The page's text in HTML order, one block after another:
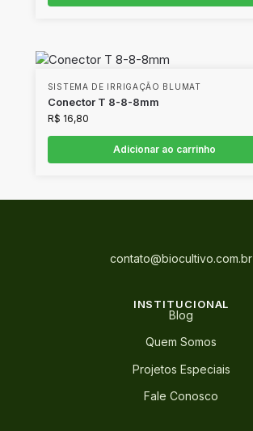
SISTEMA DE IRRIGAÇÃO BLUMAT
Conector T 8-8-8mm
R$ 16,80
Adicionar ao carrinho
contato@biocultivo.com.br
INSTITUCIONAL
Blog
Quem Somos
Projetos Especiais
Fale Conosco